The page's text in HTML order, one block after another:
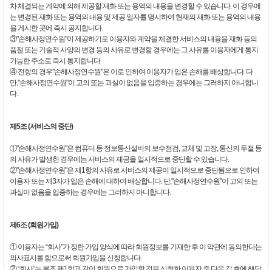
차 체결되는 계약에 의해 제공할 재화 또는 용역의 내용을 변경할 수 있습니다. 이 경우에
는 변경된 재화 또는 용역의 내용 및 제공 일자를 명시하여 현재의 재화 또는 용역의 내용
을 게시한 곳에 즉시 공지합니다.
③"손해사정연수원"이 제공하기로 이용자와 계약을 체결한 서비스의 내용을 재화 등의
품절 또는 기술적 사양의 변경 등의 사유로 변경할 경우에는 그 사유를 이용자에게 통지
가능한 주소로 즉시 통지합니다.
④ 전항의 경우"손해사정연수원"은 이로 인하여 이용자가 입은 손해를 배상합니다. 다
만,"손해사정연수원"이 고의 또는 과실이 없음을 입증하는 경우에는 그러하지 아니합니
다.
제5조 (서비스의 중단)
①"손해사정연수원"은 컴퓨터 등 정보통신설비의 보수점검, 교체 및 고장, 통신의 두절 등
의 사유가 발생한 경우에는 서비스의 제공을 일시적으로 중단할 수 있습니다.
②"손해사정연수원"은 제1항의 사유로 서비스의 제공이 일시적으로 중단됨으로 인하여
이용자 또는 제3자가 입은 손해에 대하여 배상합니다. 단,"손해사정연수원"이 고의 또는
과실이 없음을 입증하는 경우에는 그러하지 아니합니다.
제6조 (회원가입)
① 이용자는 “회사”가 정한 가입 양식에 따라 회원정보를 기재한 후 이 약관에 동의한다는
의사표시를 함으로써 회원가입을 신청합니다.